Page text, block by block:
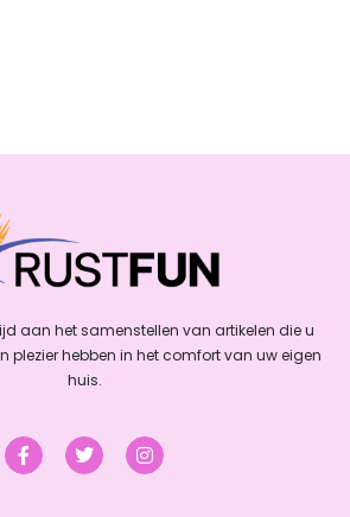
aan het samenstellen van artikelen die u
plezier hebben in het comfort van uw eigen
huis.